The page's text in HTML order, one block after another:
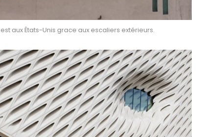
aux États-Unis grace aux escaliers extérieurs.